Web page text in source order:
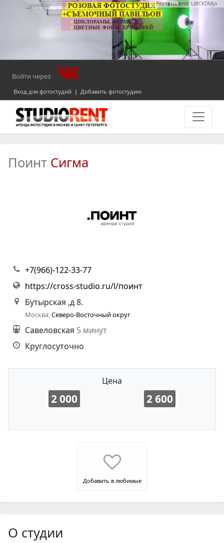
Реклама erid: LdtCKDMjo
Войти через
Вход для фотостудий | Добавить фотостудию
Поинт Сигма
+7(966)-122-33-77
https://cross-studio.ru/l/поинт
Бутырская ,д 8.
Москва,Северо-Восточный округ
Савеловская 5 минут
Круглосуточно
Цена
2 000 2 600
Добавить в любимые
О студии